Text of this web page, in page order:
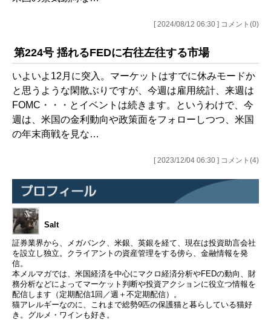
[ 2024/08/12 06:30 ] コメント(0)
第224号 揺れるFEDに右往左往する市場
いよいよ12月に突入。マーケットはすでに休みモードか
と思うような閑散ぶりですが、今週は雇用統計、来週は
FOMC・・・とイベントは続きます。というわけで、今
週は、米国の金利動向や政策面をフォローしつつ、米国
の年末商戦を見な…
[ 2023/12/04 06:30 ] コメント(4)
Salt
証券業界から、メガバンク、米銀、英銀を経て、現在は投資助言会社
を設立し独立。クライアントの資産管理をする傍ら、金融情報を発
信。
本メルマガでは、米国経済を中心にマクロ経済分析やFEDの動向、財
務分析などによってマーケット判断や投資アクションに役立つ情報を
配信します（定期配信1回／週＋不定期配信）。
猫アレルギーなのに、これまで総勢9匹の保護猫と暮らしている猫好
き。グルメ・ワインも好き。